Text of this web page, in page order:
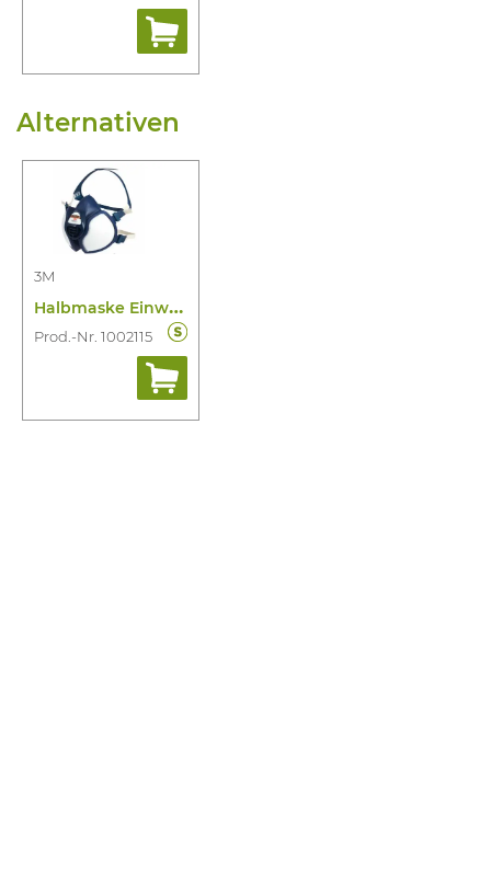
Alternativen
3M
H
albmaske Einweg 4251+ A1P2 R D
Prod.-Nr. 1002115